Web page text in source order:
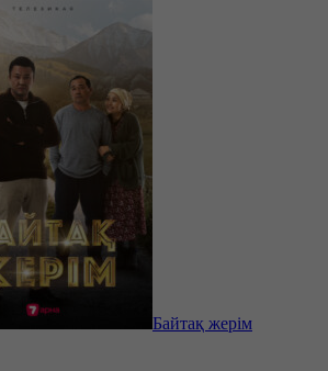
Байтақ жерім